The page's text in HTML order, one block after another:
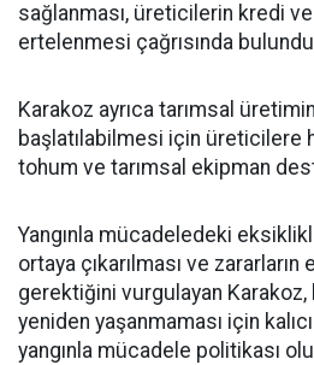
sağlanması, üreticilerin kredi ve
ertelenmesi çağrısında
Karakoz ayrıca tarımsal
başlatılabilmesi için üreticilere
tohum ve tarımsal ekipman
Yangınla mücadeledeki
ortaya çıkarılması ve zararların
gerektiğini vurgulayan
yeniden yaşanmaması için
yangınla mücadele politikası